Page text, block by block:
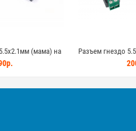
(мама) на
гнезд для монтажа
Разъем гнездо
винт